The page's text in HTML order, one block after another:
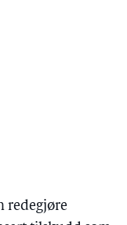
redegjøre